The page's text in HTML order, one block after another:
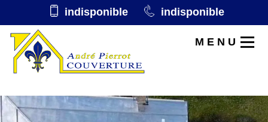
indisponible indisponible
MENU